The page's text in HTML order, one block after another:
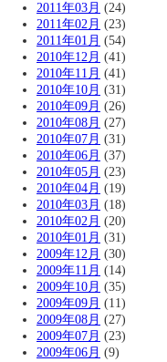
2011年03月 (24)
2011年02月 (23)
2011年01月 (54)
2010年12月 (41)
2010年11月 (41)
2010年10月 (31)
2010年09月 (26)
2010年08月 (27)
2010年07月 (31)
2010年06月 (37)
2010年05月 (23)
2010年04月 (19)
2010年03月 (18)
2010年02月 (20)
2010年01月 (31)
2009年12月 (30)
2009年11月 (14)
2009年10月 (35)
2009年09月 (11)
2009年08月 (27)
2009年07月 (23)
2009年06月 (9)